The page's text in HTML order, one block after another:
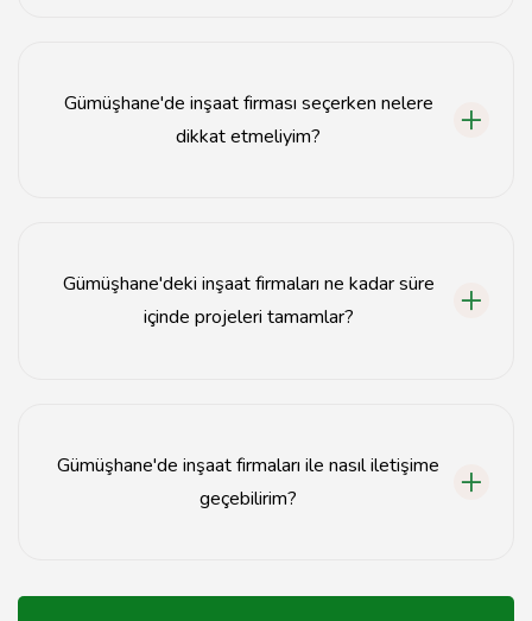
Gümüşhane'de inşaat firması seçerken nelere
dikkat etmeliyim?
Gümüşhane'deki inşaat firmaları ne kadar süre
içinde projeleri tamamlar?
Gümüşhane'de inşaat firmaları ile nasıl iletişime
geçebilirim?
genellikle web sitelerinde yer almaktadır.